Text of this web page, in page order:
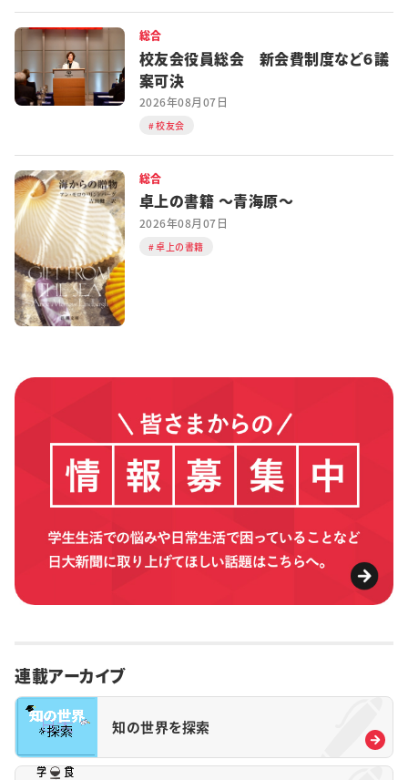
総合
校友会役員総会 新会費制度など６議
案可決
2026年08月07日
校友会
総合
卓上の書籍 ～青海原～
2026年08月07日
卓上の書籍
連載アーカイブ
知の世界を探索